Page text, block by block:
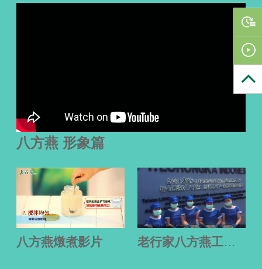
八方燕 形象篇
八方燕燉煮影片 老行家八方燕工廠首次亮相